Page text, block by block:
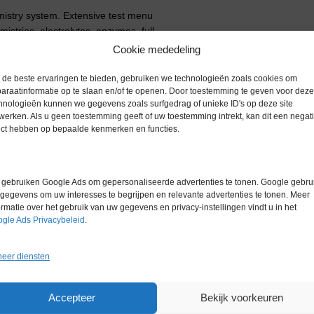
Cookie mededeling
de beste ervaringen te bieden, gebruiken we technologieën zoals cookies om
op te slaan en/of te openen. Door toestemming te geven voor deze
kunnen we gegevens zoals surfgedrag of unieke ID's op deze site
Als u geen toestemming geeft of uw toestemming intrekt, kan dit een
hebben op bepaalde kenmerken en functies.
gebruiken Google Ads om gepersonaliseerde advertenties te tonen. Google
om uw interesses te begrijpen en relevante advertenties te tonen. Meer
over het gebruik van uw gegevens en privacy-instellingen vindt u in het
Ads Privacybeleid .
diensten
Accepteer Bekijk voorkeuren
system. Extensive test menu
electrolytes, enzymes, full
chemistry testing in many
care / coronary care units,
in the industry. Overall
to test and filter out interfering
expensive systems, not one